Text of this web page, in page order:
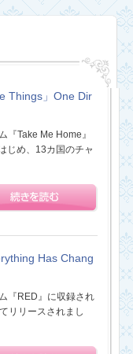
Things」One Dir
『Take Me Home』
じめ、13カ国のチャ
Has Chang
『RED』に収録され
リリースされまし